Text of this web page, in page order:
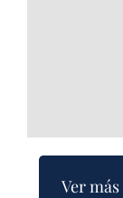
Ver